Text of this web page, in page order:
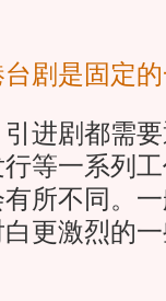
剧是固定
剧都需要
等一系列
所不同。
更激烈的